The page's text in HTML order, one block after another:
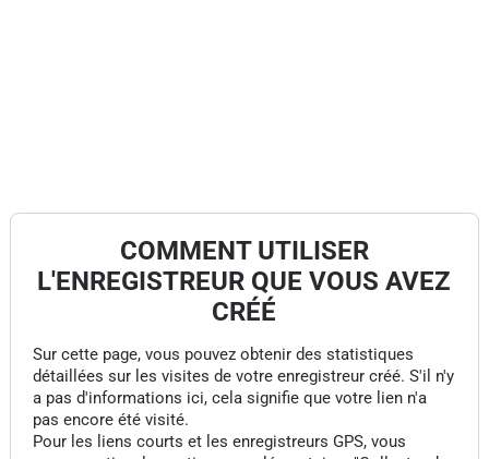
COMMENT UTILISER
L'ENREGISTREUR QUE VOUS AVEZ
CRÉÉ
Sur cette page, vous pouvez obtenir des statistiques
détaillées sur les visites de votre enregistreur créé. S'il n'y
a pas d'informations ici, cela signifie que votre lien n'a
pas encore été visité.
Pour les liens courts et les enregistreurs GPS, vous